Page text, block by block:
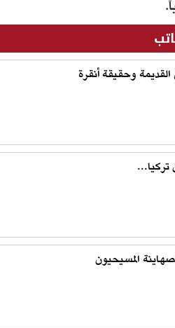
وحقيقة أنقرة
تركيا...
المسيحيون